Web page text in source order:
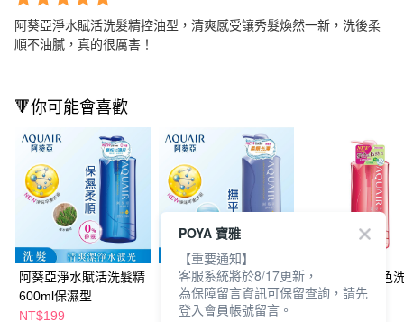
阿葵亞淨水賦活洗髮精控油型，清爽感受讓秀髮煥然一新，洗後柔
順不油膩，真的很厲害！
🔻你可能會喜歡
阿葵亞淨水賦活洗髮精
600ml保濕型
NT$199
阿葵亞淨水賦活潤髮乳
600ml
NT$199
阿葵亞瞬耀護色
(控油)-600ML
POYA 寶雅
【重要通知】
客服系統將於8/17更新，
為保障留言資訊可保留查詢，請先
登入會員帳號留言。